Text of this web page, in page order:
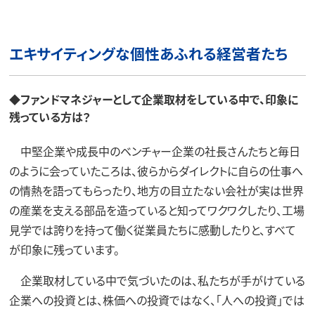
エキサイティングな個性あふれる経営者たち
◆ファンドマネジャーとして企業取材をしている中で、印象に
残っている方は？
中堅企業や成長中のベンチャー企業の社長さんたちと毎日
のように会っていたころは、彼らからダイレクトに自らの仕事へ
の情熱を語ってもらったり、地方の目立たない会社が実は世界
の産業を支える部品を造っていると知ってワクワクしたり、工場
見学では誇りを持って働く従業員たちに感動したりと、すべて
が印象に残っています。
企業取材している中で気づいたのは、私たちが手がけている
企業への投資とは、株価への投資ではなく、「人への投資」では